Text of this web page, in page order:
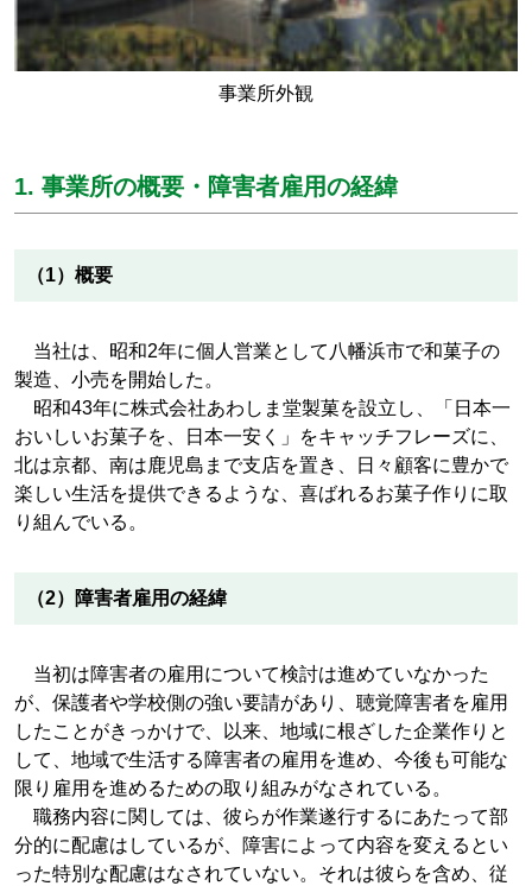
事業所外観
1. 事業所の概要・障害者雇用の経緯
（1）概要
当社は、昭和2年に個人営業として八幡浜市で和菓子の
製造、小売を開始した。
昭和43年に株式会社あわしま堂製菓を設立し、「日本一
おいしいお菓子を、日本一安く」をキャッチフレーズに、
北は京都、南は鹿児島まで支店を置き、日々顧客に豊かで
楽しい生活を提供できるような、喜ばれるお菓子作りに取
り組んでいる。
（2）障害者雇用の経緯
当初は障害者の雇用について検討は進めていなかった
が、保護者や学校側の強い要請があり、聴覚障害者を雇用
したことがきっかけで、以来、地域に根ざした企業作りと
して、地域で生活する障害者の雇用を進め、今後も可能な
限り雇用を進めるための取り組みがなされている。
職務内容に関しては、彼らが作業遂行するにあたって部
分的に配慮はしているが、障害によって内容を変えるとい
った特別な配慮はなされていない。それは彼らを含め、従